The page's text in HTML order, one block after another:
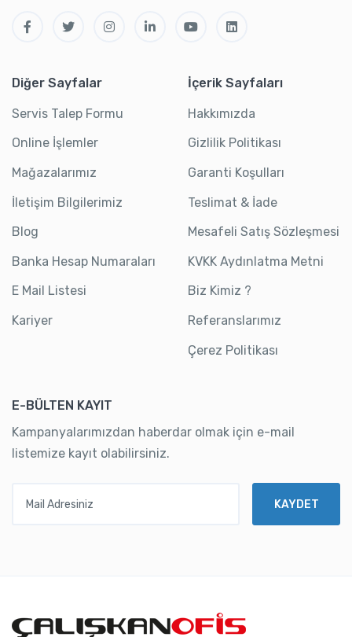
Diğer Sayfalar
Servis Talep Formu
Online İşlemler
Mağazalarımız
İletişim Bilgilerimiz
Blog
Banka Hesap Numaraları
E Mail Listesi
Kariyer
İçerik Sayfaları
Hakkımızda
Gizlilik Politikası
Garanti Koşulları
Teslimat & İade
Mesafeli Satış Sözleşmesi
KVKK Aydınlatma Metni
Biz Kimiz ?
Referanslarımız
Çerez Politikası
E-BÜLTEN KAYIT
Kampanyalarımızdan haberdar olmak için e-mail
listemize kayıt olabilirsiniz.
KAYDET